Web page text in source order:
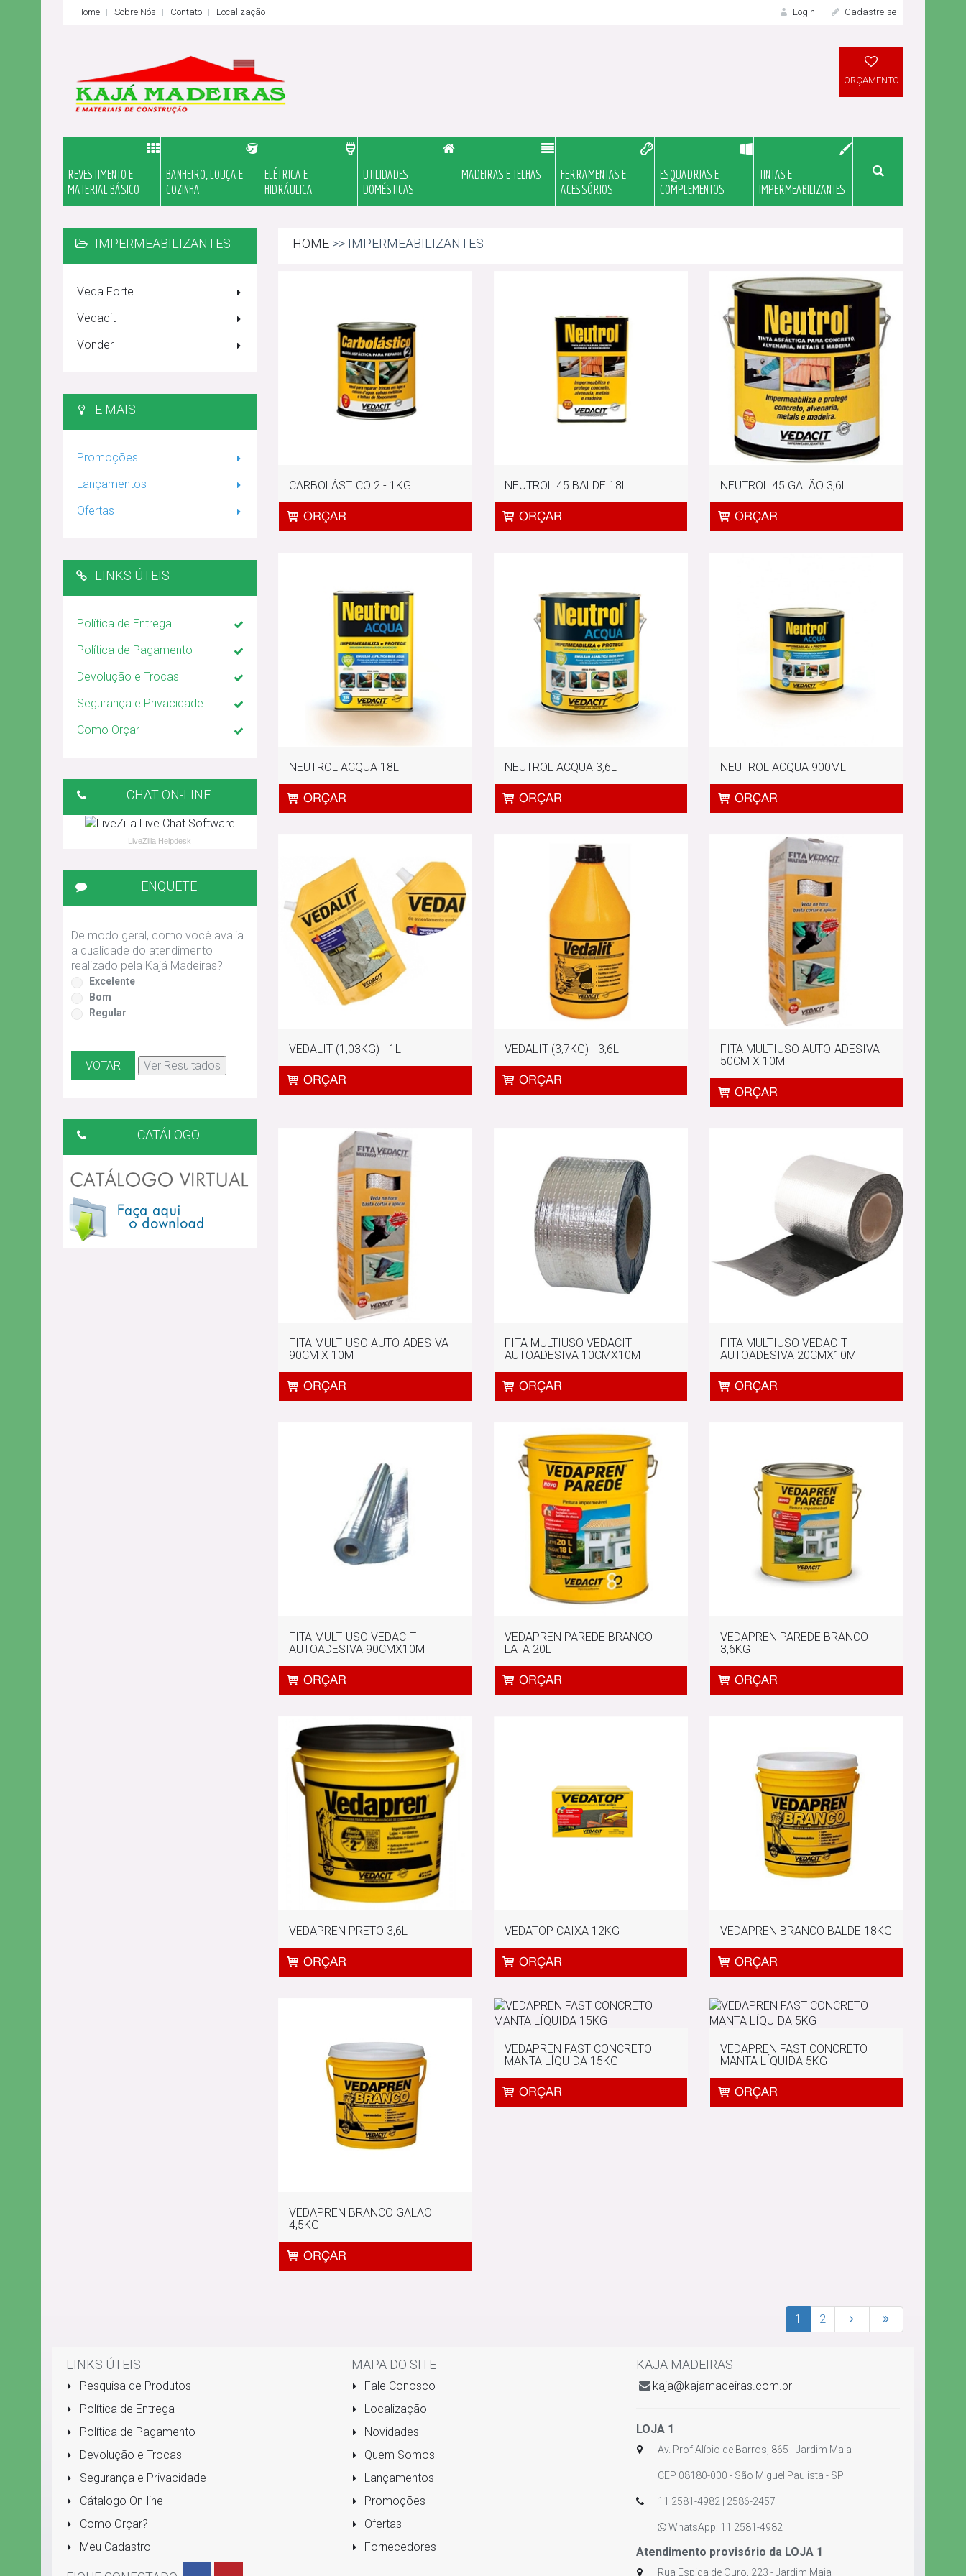
Home Sobre Nós Contato Localização Login
LOGIN
Cadastre-se
ORÇAMENTO
REVESTIMENTO E
MATERIAL BÁSICO
BANHEIRO, LOUÇA E
COZINHA
ELÉTRICA E
HIDRÁULICA
UTILIDADES
DOMÉSTICAS
MADEIRAS E TELHAS
FERRAMENTAS E
ACESSÓRIOS
ESQUADRIAS E
COMPLEMENTOS
TINTAS E
IMPERMEABILIZANTES
IMPERMEABILIZANTES
Veda Forte
Vedacit
Vonder
E MAIS
Promoções
Lançamentos
Ofertas
LINKS ÚTEIS
Política de Entrega
Política de Pagamento
Devolução e Trocas
Segurança e Privacidade
Como Orçar
CHAT ON-LINE
LiveZilla Helpdesk
ENQUETE
De modo geral, como você avalia
a qualidade do atendimento
realizado pela Kajá Madeiras?
Excelente
Bom
Regular
CATÁLOGO
HOME >> IMPERMEABILIZANTES
CARBOLÁSTICO 2 - 1KG NEUTROL 45 BALDE 18L NEUTROL 45 GALÃO 3,6L
NEUTROL ACQUA 18L NEUTROL ACQUA 3,6L NEUTROL ACQUA 900ML
VEDALIT (1,03KG) - 1L VEDALIT (3,7KG) - 3,6L
FITA MULTIUSO AUTO-ADESIVA
50CM X 10M
FITA MULTIUSO AUTO-ADESIVA
90CM X 10M
FITA MULTIUSO VEDACIT
AUTOADESIVA 10CMX10M
FITA MULTIUSO VEDACIT
AUTOADESIVA 20CMX10M
FITA MULTIUSO VEDACIT
AUTOADESIVA 90CMX10M
VEDAPREN PAREDE BRANCO
LATA 20L
VEDAPREN PAREDE BRANCO
3,6KG
VEDAPREN PRETO 3,6L VEDATOP CAIXA 12KG VEDAPREN BRANCO BALDE 18KG
VEDAPREN BRANCO GALAO
4,5KG
VEDAPREN FAST CONCRETO
MANTA LÍQUIDA 15KG
VEDAPREN FAST CONCRETO
MANTA LÍQUIDA 5KG
1 2
LINKS ÚTEIS
Pesquisa de Produtos
Política de Entrega
Política de Pagamento
Devolução e Trocas
Segurança e Privacidade
Cátalogo On-line
Como Orçar?
Meu Cadastro
MAPA DO SITE
Fale Conosco
Localização
Novidades
Quem Somos
Lançamentos
Promoções
Ofertas
Fornecedores
KAJA MADEIRAS
kaja@kajamadeiras.com.br
LOJA 1
Av. Prof Alípio de Barros, 865 - Jardim Maia
CEP 08180-000 - São Miguel Paulista - SP
11 2581-4982 | 2586-2457
WhatsApp: 11 2581-4982
Atendimento provisório da LOJA 1
Rua Espiga de Ouro, 223 - Jardim Maia